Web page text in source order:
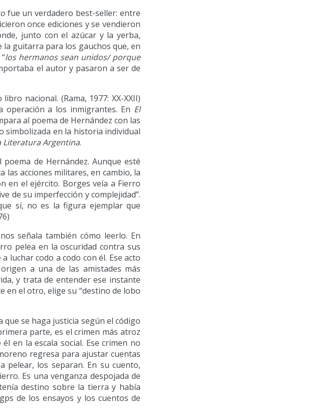
fue un verdadero best-seller: entre
once ediciones y se vendieron
junto con el azúcar y la yerba,
la guitarra para los gauchos que, en
los hermanos sean unidos/ porque
el autor y pasaron a ser de
libro nacional. (Rama, 1977: XX-XXII)
operación a los inmigrantes. En El
al poema de Hernández con las
simbolizada en la historia individual
Literatura Argentina.
de Hernández. Aunque esté
las acciones militares, en cambio, la
en el ejército. Borges veía a Fierro
de su imperfección y complejidad”.
sí, no es la figura ejemplar que
señala también cómo leerlo. En
pelea en la oscuridad contra sus
luchar codo a codo con él. Ese acto
a una de las amistades más
y trata de entender ese instante
en el otro, elige su “destino de lobo
que se haga justicia según el código
parte, es el crimen más atroz
en la escala social. Ese crimen no
regresa para ajustar cuentas
pelear, los separan. En su cuento,
Es una venganza despojada de
destino sobre la tierra y había
de los ensayos y los cuentos de